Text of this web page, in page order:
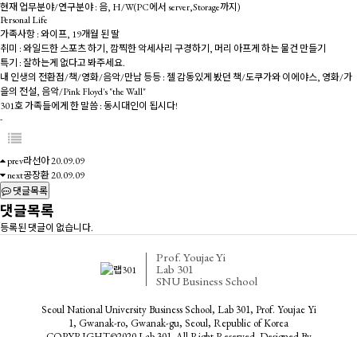
현재 업무분야/연구분야 : 음, H/W(PC에서 server,Storage까지)
Personal Life
가족사항 : 와이프, 19개월 된 딸
취미 : 와일드한 스포츠 하기, 깜찍한 악세사리 구경하기, 머리 아프게 하는 물건 만들기
특기 : 잘하는게 없다고 봐주세요.
내 인생의 전환점/책/영화/음악/만남 등등 : 젤 감동있게 봤던 책/도쿠가와 이에야스, 영화/가
을의 전설, 음악/Pink Floyd's "the Wall"
301호 가족들에게 한 말씀 : 동시대인이 됩시다!
-
prev라선아20.09.09
next공장환20.09.09
댓글목록
댓글목록
등록된 댓글이 없습니다.
Prof. Youjae Yi
Lab 301
SNU Business School
Seoul National University Business School, Lab 301, Prof. Youjae Yi
1, Gwanak-ro, Gwanak-gu, Seoul, Republic of Korea